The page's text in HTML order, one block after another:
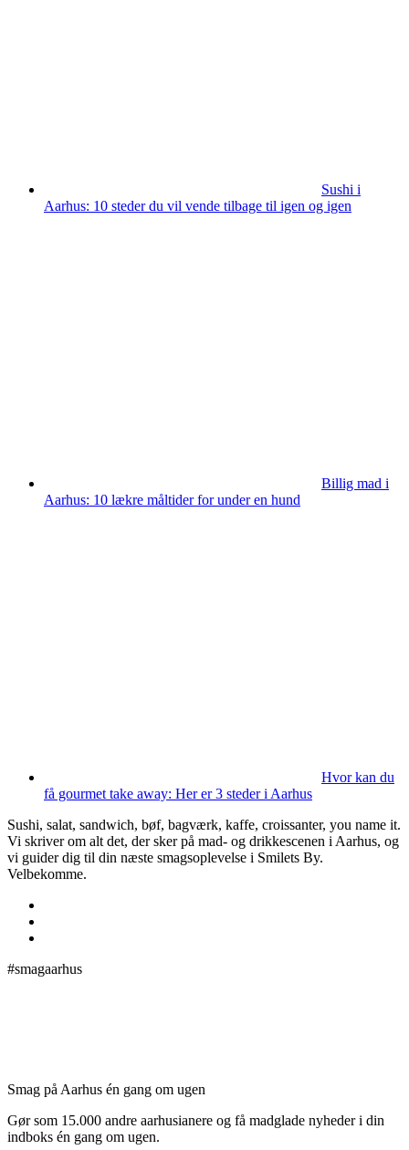
Sushi i
Aarhus: 10 steder du vil vende tilbage til igen og igen
Billig mad i
Aarhus: 10 lækre måltider for under en hund
Hvor kan du
få gourmet take away: Her er 3 steder i Aarhus
Sushi, salat, sandwich, bøf, bagværk, kaffe, croissanter, you name it.
Vi skriver om alt det, der sker på mad- og drikkescenen i Aarhus, og
vi guider dig til din næste smagsoplevelse i Smilets By.
Velbekomme.
#smagaarhus
Smag på Aarhus én gang om ugen
Gør som 15.000 andre aarhusianere og få madglade nyheder i din
indboks én gang om ugen.